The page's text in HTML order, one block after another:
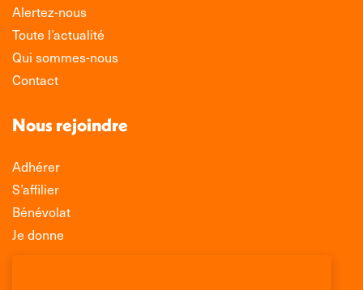
Alertez-nous
Toute l’actualité
Qui sommes-nous
Contact
Nous rejoindre
Adhérer
S’affilier
Bénévolat
Je donne